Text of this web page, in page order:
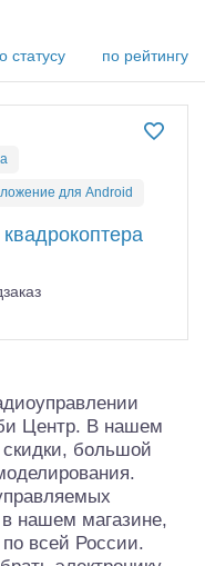
статусу по рейтингу
для Android
Центр. В нашем
скидки, большой
нашем магазине,
всей России.